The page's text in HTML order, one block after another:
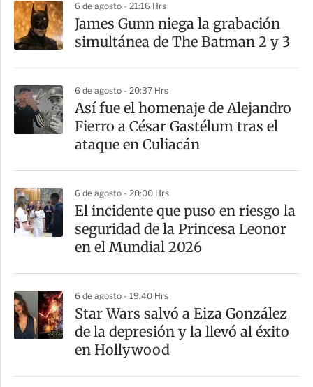
a
r
t
r
6 de agosto - 21:16 Hrs
James Gunn niega la grabación
simultánea de The Batman 2 y 3
6 de agosto - 20:37 Hrs
Así fue el homenaje de Alejandro
Fierro a César Gastélum tras el
ataque en Culiacán
6 de agosto - 20:00 Hrs
El incidente que puso en riesgo la
seguridad de la Princesa Leonor
en el Mundial 2026
6 de agosto - 19:40 Hrs
Star Wars salvó a Eiza González
de la depresión y la llevó al éxito
en Hollywood